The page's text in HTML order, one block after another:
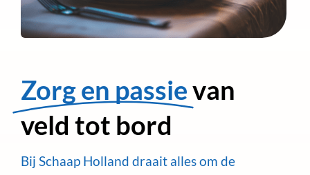
Zorg en passievan
veld tot bord
Bij Schaap Holland draait alles om de